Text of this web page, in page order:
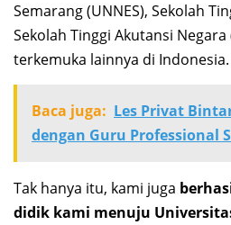
Semarang (UNNES), Sekolah
Sekolah Tinggi Akutansi
terkemuka lainnya di Indonesia.
Baca juga: Les Privat
dengan Guru Professional
Tak hanya itu, kami juga
didik kami menuju